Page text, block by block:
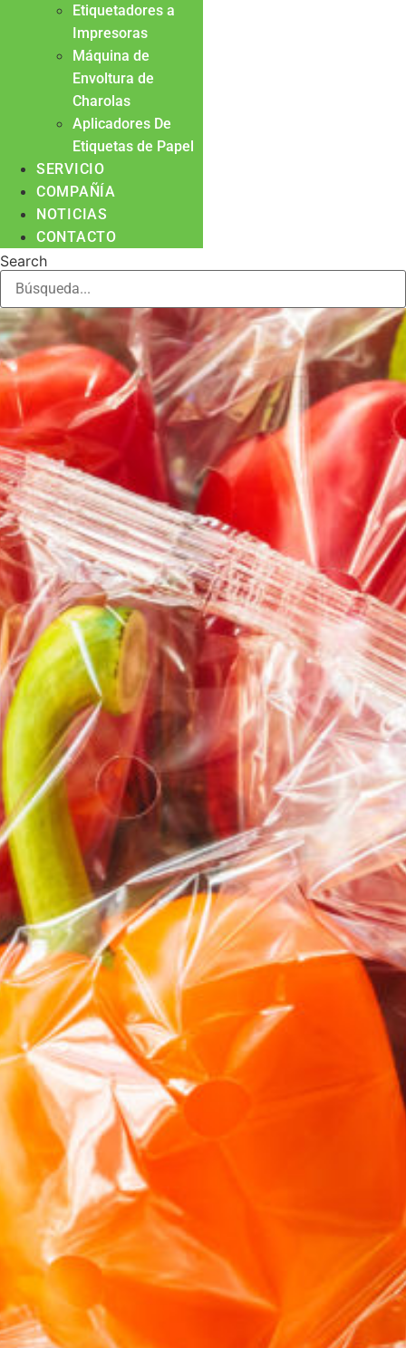
Etiquetadores a
Impresoras
Máquina de
Envoltura de
Charolas
Aplicadores De
Etiquetas de Papel
SERVICIO
COMPAÑÍA
NOTICIAS
CONTACTO
Search